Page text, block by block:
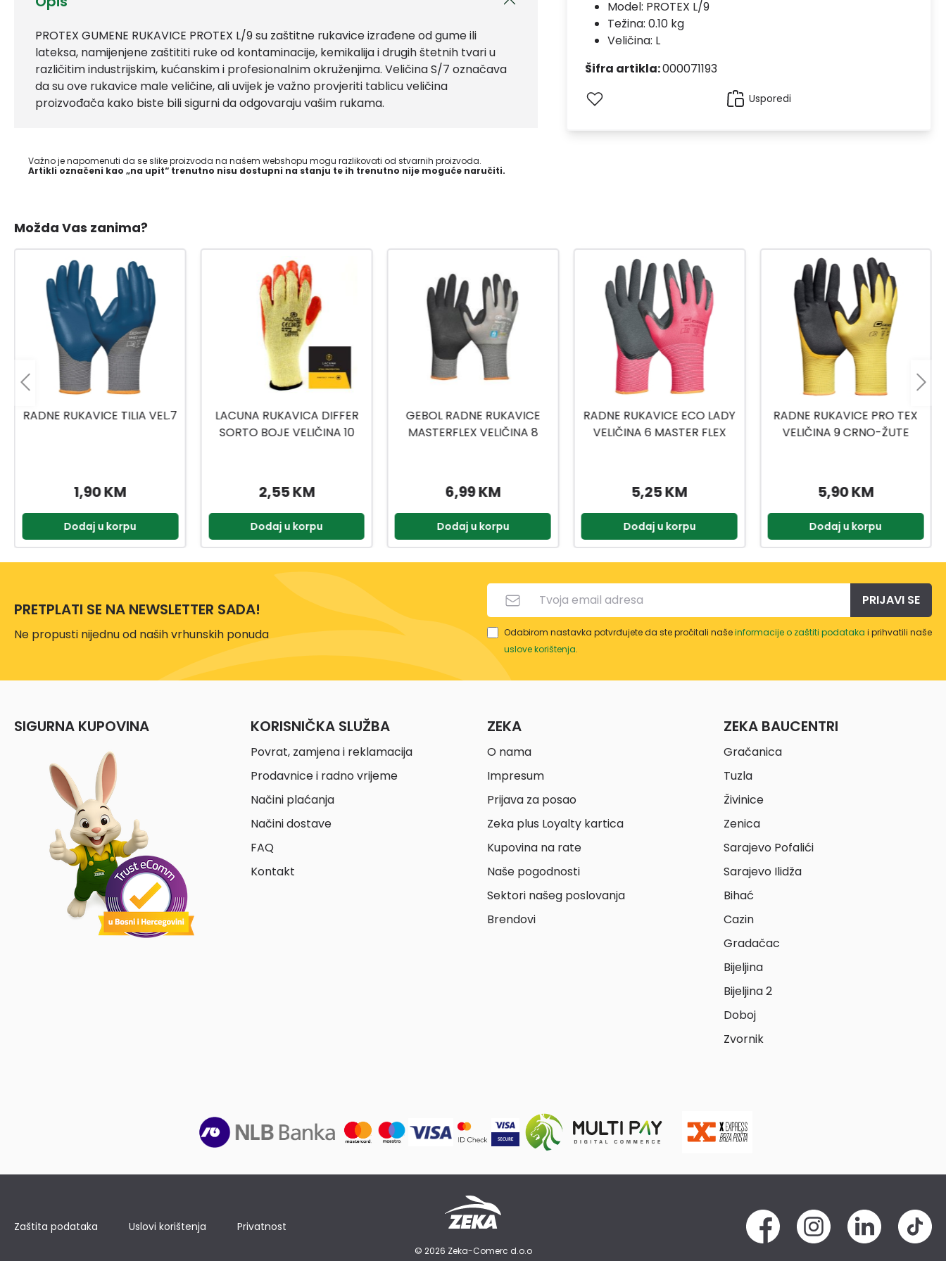
PROTEX GUMENE RUKAVICE PROTEX L/9 su zaštitne rukavice izrađene od gume ili
lateksa, namijenjene zaštititi ruke od kontaminacije, kemikalija i drugih štetnih tvari u
različitim industrijskim, kućanskim i profesionalnim okruženjima. Veličina S/7 označava
da su ove rukavice male veličine, ali uvijek je važno provjeriti tablicu veličina
proizvođača kako biste bili sigurni da odgovaraju vašim rukama.
Važno je napomenuti da se slike proizvoda na našem webshopu mogu razlikovati od stvarnih proizvoda.
Artikli označeni kao „na upit“ trenutno nisu dostupni na stanju te ih trenutno nije moguće naručiti.
Model: PROTEX L/9
Težina: 0.10 kg
Veličina: L
Šifra artikla:000071193
Usporedi
Možda Vas zanima?
LACUNA RUKAVICA DIFFER
2,55 KM
Dodaj u korpu
GEBOL RADNE RUKAVICE
MASTERFLEX VELIČINA 8
6,99 KM
Dodaj u korpu
RADNE RUKAVICE ECO LADY
VELIČINA 6 MASTER FLEX
5,25 KM
Dodaj u korpu
RADNE RUKAVICE PRO TEX
VELIČINA 9 CRNO-ŽUTE
5,90 KM
Dodaj u korpu
RUKAVICE TOP FLEX VEL.8
5,99 KM
Dodaj u korpu
PRETPLATI SE NA NEWSLETTER SADA!
Ne propusti nijednu od naših vrhunskih ponuda
PRIJAVI SE
Odabirom nastavka potvrđujete da ste pročitali našeinformacije o zaštiti podataka i prihvatili naše
uslove korištenja.
SIGURNA KUPOVINA KORISNIČKA SLUŽBA
Povrat, zamjena i reklamacija
Prodavnice i radno vrijeme
Načini plaćanja
Načini dostave
FAQ
Kontakt
ZEKA
O nama
Impresum
Prijava za posao
Zeka plus Loyalty kartica
Kupovina na rate
Naše pogodnosti
Sektori našeg poslovanja
Brendovi
ZEKA BAUCENTRI
Gračanica
Tuzla
Živinice
Zenica
Sarajevo Pofalići
Sarajevo Ilidža
Bihać
Cazin
Gradačac
Bijeljina
Bijeljina 2
Doboj
Zvornik
Zaštita podataka Uslovi korištenja Privatnost
© 2026 Zeka-Comerc d.o.o